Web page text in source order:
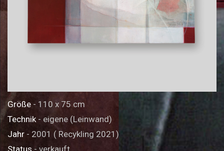
Größe - 110 x 75 cm
Technik- eigene (Leinwand)
Jahr - 2001 ( Recykling 2021)
Status - verkauft